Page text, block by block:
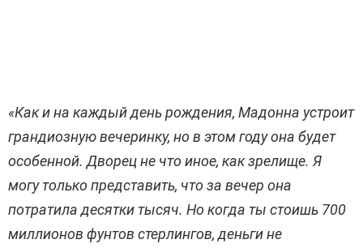
«Как и на каждый день рождения, Мадонна устроит
грандиозную вечеринку, но в этом году она будет
особенной. Дворец не что иное, как зрелище. Я
могу только представить, что за вечер она
потратила десятки тысяч. Но когда ты стоишь 700
миллионов фунтов стерлингов, деньги не